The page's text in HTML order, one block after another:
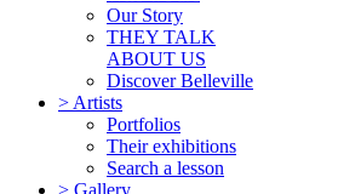
Our Story
THEY TALK
ABOUT US
Discover Belleville
> Artists
Portfolios
Their exhibitions
Search a lesson
> Gallery